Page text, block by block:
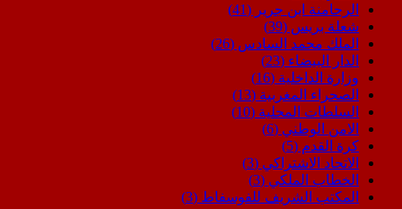
الرحامنة ابن جرير (41)
شعلة بريس (39)
الملك محمد السادس (26)
الدار البيضاء (23)
وزارة الداخلية (16)
الصحراء المغربية (13)
السلطات المحلية (10)
الامن الوطني (6)
كرة القدم (5)
الاتحاد الاشتراكي (3)
الخطاب الملكي (3)
المكتب الشريف للفوسفاط (3)